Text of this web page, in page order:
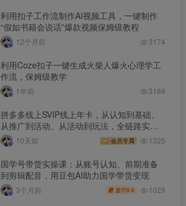
利用扣子工作流制作AI视频工具，一键制作
“假如书籍会说话”爆款视频保姆级教程
12个月前 3174
利用Coze扣子一键生成火柴人爆火心理学工
作流，保姆级教学
1年前 3169
拼多多线上SVIP线上年卡，从认知到基础、
从推广到活动、从活动到玩法，全链路实战
(260730)
10天前 会员专属 1325
国学号带货实操课：从账号认知、前期准备
到剪辑配音，用豆包AI助力国学带货变现
3个月前 盟币9.9 1029